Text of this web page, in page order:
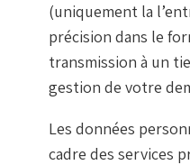
(uniquement la
précision dans le
transmission à un
gestion de votre
Les données
cadre des services